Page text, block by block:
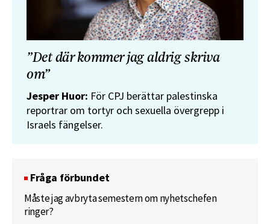
”Det där kommer jag aldrig skriva
om”
Jesper Huor: För CPJ berättar palestinska
reportrar om tortyr och sexuella övergrepp i
Israels fängelser.
Fråga förbundet
Måste jag avbryta semestern om nyhetschefen
ringer?